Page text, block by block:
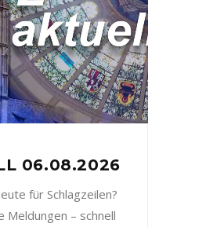
06.08.2026
für Schlagzeilen?
Meldungen – schnell